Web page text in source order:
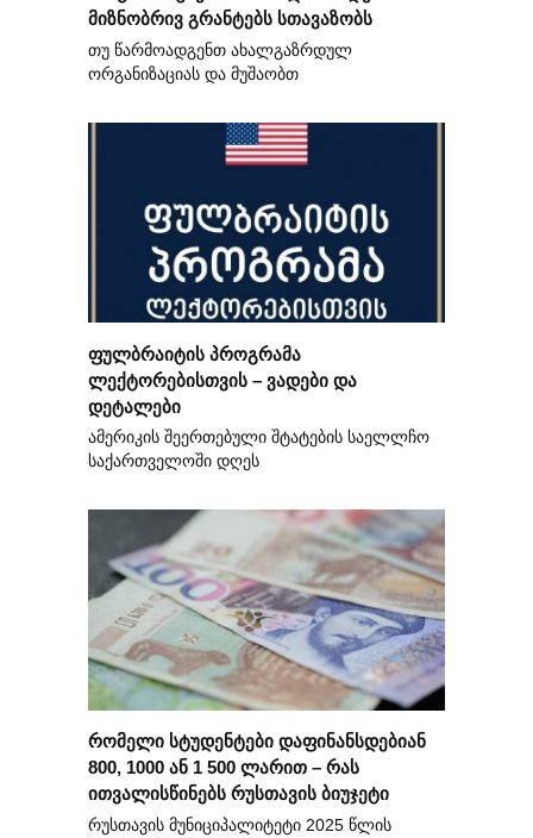
მიზნობრივ გრანტებს სთავაზობს
თუ წარმოადგენთ ახალგაზრდულ
ორგანიზაციას და მუშაობთ
ფულბრაიტის პროგრამა
ლექტორებისთვის – ვადები და
დეტალები
ამერიკის შეერთებული შტატების საელლჩო
საქართველოში დღეს
რომელი სტუდენტები დაფინანსდებიან
800, 1000 ან 1 500 ლარით – რას
ითვალისწინებს რუსთავის ბიუჯეტი
რუსთავის მუნიციპალიტეტი 2025 წლის